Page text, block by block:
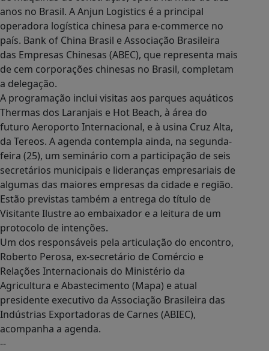
anos no Brasil. A Anjun Logistics é a principal
operadora logística chinesa para e-commerce no
país. Bank of China Brasil e Associação Brasileira
das Empresas Chinesas (ABEC), que representa mais
de cem corporações chinesas no Brasil, completam
a delegação.
A programação inclui visitas aos parques aquáticos
Thermas dos Laranjais e Hot Beach, à área do
futuro Aeroporto Internacional, e à usina Cruz Alta,
da Tereos. A agenda contempla ainda, na segunda-
feira (25), um seminário com a participação de seis
secretários municipais e lideranças empresariais de
algumas das maiores empresas da cidade e região.
Estão previstas também a entrega do título de
Visitante Ilustre ao embaixador e a leitura de um
protocolo de intenções.
Um dos responsáveis pela articulação do encontro,
Roberto Perosa, ex-secretário de Comércio e
Relações Internacionais do Ministério da
Agricultura e Abastecimento (Mapa) e atual
presidente executivo da Associação Brasileira das
Indústrias Exportadoras de Carnes (ABIEC),
acompanha a agenda.
--